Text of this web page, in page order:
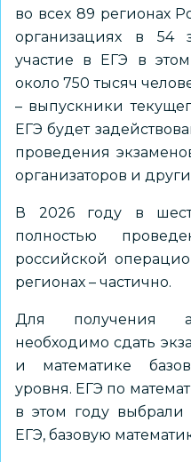
во всех 89 регионах
организациях в 54
участие в ЕГЭ в
около 750 тысяч
– выпускники
ЕГЭ будет
проведения
организаторов и
В 2026 году в
полностью
российской
регионах – частично.
Для получения
необходимо сдать
и математике
уровня. ЕГЭ по
в этом году выбрали
ЕГЭ, базовую